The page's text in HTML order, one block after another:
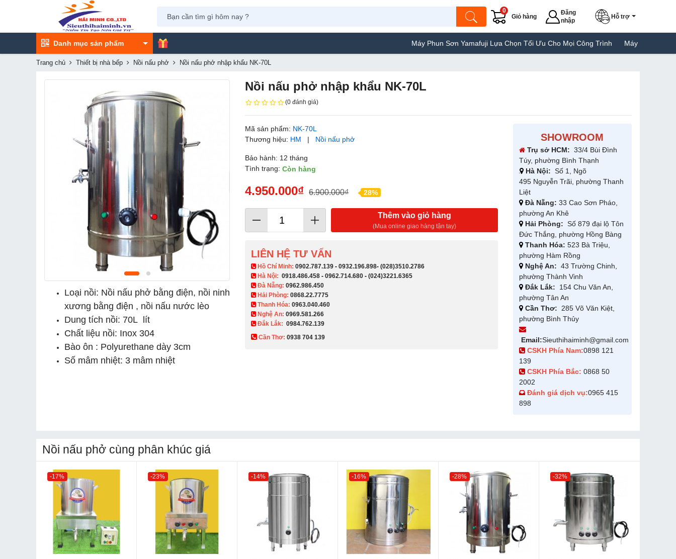
Giỏ hàng
0
Đăng
nhập
Hỗ trợ
Danh mục sản phẩm Máy Phun Sơn Yamafuji Lựa Chọn Tối Ưu Cho Mọi Công Trình Máy Hàn Túi Yamafuji
Trang chủ Thiết bị nhà bếp Nồi nấu phở Nồi nấu phở nhập khẩu NK-70L
Loại nồi: Nồi nấu phở bằng điện, nồi ninh
xương bằng điện , nồi nấu nước lèo
Dung tích nồi: 70L lít
Chất liệu nồi: Inox 304
Bào ôn : Polyurethane dày 3cm
Số mâm nhiệt: 3 mâm nhiệt
Nồi nấu phở nhập khẩu NK-70L
(0 đánh giá)
Mã sản phẩm: NK-70L
Thương hiệu: HM | Nồi nấu phở
Bảo hành: 12 tháng
Tình trạng:Còn hàng
4.950.000₫ 6.900.000₫ 28%
Thêm vào giỏ hàng
(Mua online giao hàng tận tay)
LIÊN HỆ TƯ VẤN
​ Hồ Chí Minh:0902.787.139 -0932.196.898-(028)3510.2786
Hà Nội:0918.486.458 -0962.714.680 -(024)3221.6365
Đà Nẵng:0962.986.450
Hải Phòng:0868.22.7775
Thanh Hóa:0963.040.460
Nghệ An:0969.581.266
Đắk Lắk: 0984.762.139
Cần Thơ:0938 704 139​
SHOWROOM
Trụ sở HCM: 33/4 Bùi Đình
Túy, phường Bình Thạnh
Hà Nội: Số 1, Ngõ
495 Nguyễn Trãi, phường Thanh
Liệt
Đà Nẵng: 33 Cao Sơn Pháo,
phường An Khê
Hải Phòng: Số 879 đại lộ Tôn
Đức Thắng, phường Hồng Bàng
Thanh Hóa: 523 Bà Triệu,
phường Hàm Rồng
Nghệ An: 43 Trường Chinh,
phường Thành Vinh
Đắk Lắk: 154 Chu Văn An,
phường Tân An
Cần Thơ: 285 Võ Văn Kiệt,
phường Bình Thủy
Email:Sieuthihaiminh@gmail.com
CSKH Phía Nam:0898 121
139
CSKH Phía Bắc: 0868 50
2002
Đánh giá dịch vụ:0965 415
898
Nồi nấu phở cùng phân khúc giá
-17% -23% -14% -16% -28% -32%